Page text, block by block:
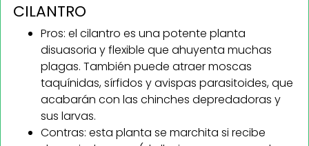
CILANTRO
Pros: el cilantro es una potente planta
disuasoria y flexible que ahuyenta muchas
plagas. También puede atraer moscas
taquínidas, sírfidos y avispas parasitoides, que
acabarán con las chinches depredadoras y
sus larvas.
Contras: esta planta se marchita si recibe